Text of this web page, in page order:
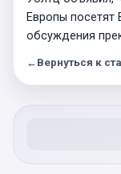
Европы
обсуждения
← Вернуться к